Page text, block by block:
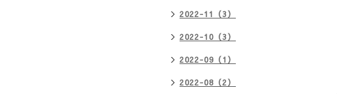
2022-11（3）
2022-10（3）
2022-09（1）
2022-08（2）